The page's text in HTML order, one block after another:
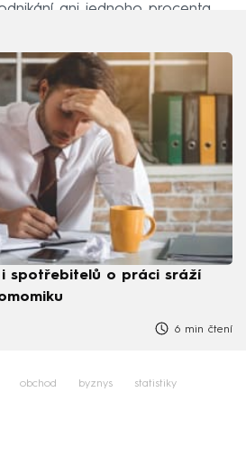
ani jednoho procenta.
spotřebitelů o práci sráží
6 min čtení
obchod byznys statistiky